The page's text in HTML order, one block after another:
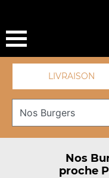
LIVRAISON
Nos
proche